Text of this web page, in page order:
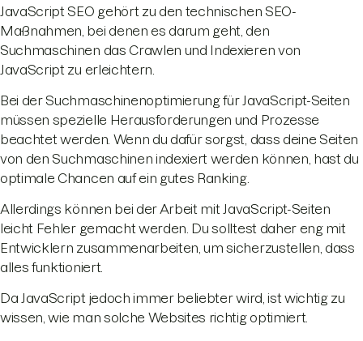
JavaScript SEO gehört zu den technischen SEO-
Maßnahmen, bei denen es darum geht, den
Suchmaschinen das Crawlen und Indexieren von
JavaScript zu erleichtern.
Bei der Suchmaschinenoptimierung für JavaScript-Seiten
müssen spezielle Herausforderungen und Prozesse
beachtet werden. Wenn du dafür sorgst, dass deine Seiten
von den Suchmaschinen indexiert werden können, hast du
optimale Chancen auf ein gutes Ranking.
Allerdings können bei der Arbeit mit JavaScript-Seiten
leicht Fehler gemacht werden. Du solltest daher eng mit
Entwicklern zusammenarbeiten, um sicherzustellen, dass
alles funktioniert.
Da JavaScript jedoch immer beliebter wird, ist wichtig zu
wissen, wie man solche Websites richtig optimiert.